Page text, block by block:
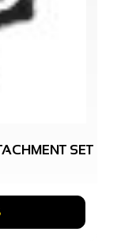
SET